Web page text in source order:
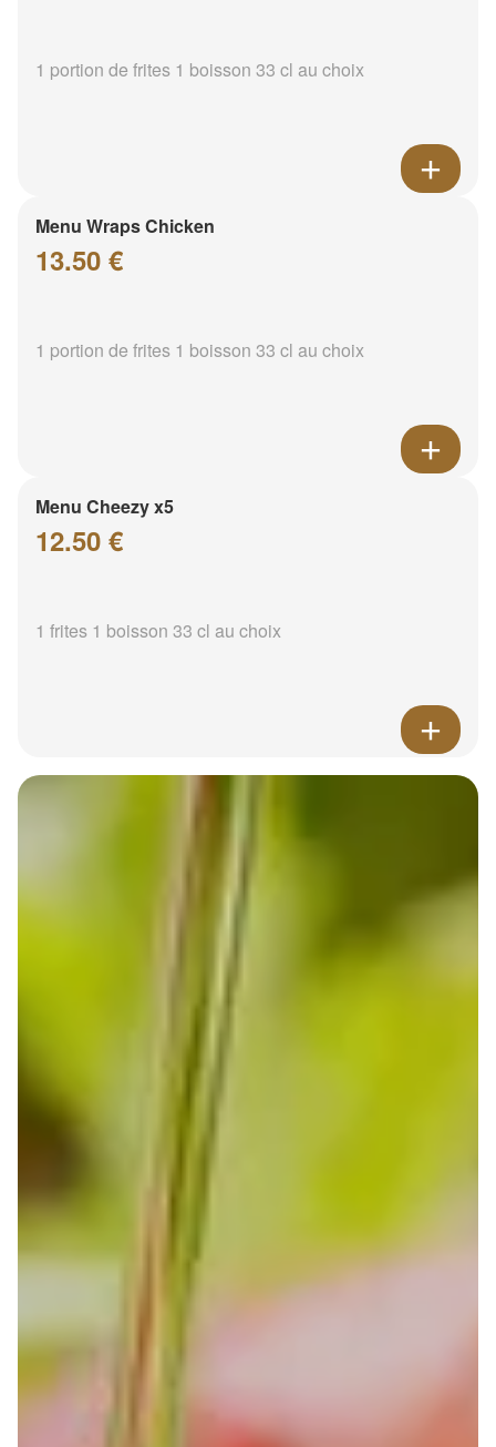
1 portion de frites 1 boisson 33 cl au choix
Menu Wraps Chicken
13.50 €
1 portion de frites 1 boisson 33 cl au choix
Menu Cheezy x5
12.50 €
1 frites 1 boisson 33 cl au choix